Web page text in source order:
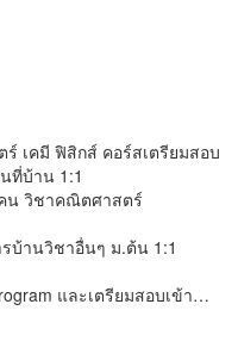
เคมี ฟิสิกส์ คอร์สเตรียมสอบ
ที่บ้าน 1:1
น วิชาคณิตศาสตร์
บ้านวิชาอื่นๆ ม.ต้น 1:1
และเตรียมสอบเข้า…